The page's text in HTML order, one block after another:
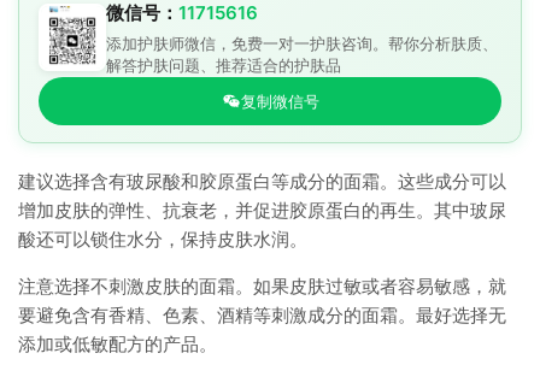
微信号： 11715616
添加护肤师微信，免费一对一护肤咨询。帮你分析肤质、
解答护肤问题、推荐适合的护肤品
复制微信号
建议选择含有玻尿酸和胶原蛋白等成分的面霜。这些成分可以
增加皮肤的弹性、抗衰老，并促进胶原蛋白的再生。其中玻尿
酸还可以锁住水分，保持皮肤水润。
注意选择不刺激皮肤的面霜。如果皮肤过敏或者容易敏感，就
要避免含有香精、色素、酒精等刺激成分的面霜。最好选择无
添加或低敏配方的产品。